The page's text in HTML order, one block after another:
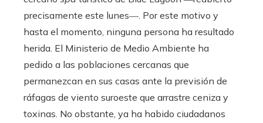
precisamente este lunes―. Por este motivo y
hasta el momento, ninguna persona ha resultado
herida. El Ministerio de Medio Ambiente ha
pedido a las poblaciones cercanas que
permanezcan en sus casas ante la previsión de
ráfagas de viento suroeste que arrastre ceniza y
toxinas. No obstante, ya ha habido ciudadanos